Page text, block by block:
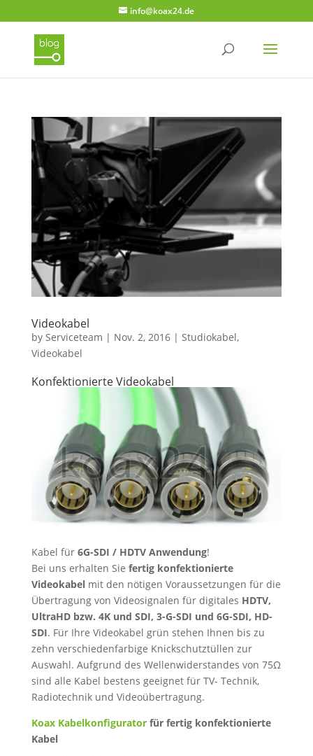
info@koax24.de
Videokabel
by Serviceteam | Nov. 2, 2016| Studiokabel,
Videokabel
Konfektionierte Videokabel
Kabel für 6G-SDI / HDTV Anwendung!
Bei uns erhalten Sie fertig konfektionierte
Videokabelmit den nötigen Voraussetzungen für die
Übertragung von Videosignalen für digitales HDTV,
UltraHD bzw. 4K und SDI, 3-G-SDI und 6G-SDI, HD-
SDI. Für Ihre Videokabel grün stehen Ihnen bis zu
zehn verschiedenfarbige Knickschutztüllen zur
Auswahl. Aufgrund des Wellenwiderstandes von 75Ω
sind alle Kabel bestens geeignet für TV- Technik,
Radiotechnik und Videoübertragung.
Koax Kabelkonfiguratorfür fertig konfektionierte
Kabel